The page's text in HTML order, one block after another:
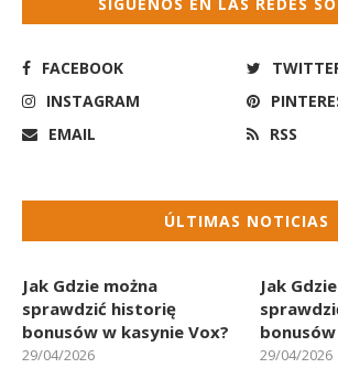
SÍGUENOS EN LAS REDES
FACEBOOK
INSTAGRAM
EMAIL
RSS
ÚLTIMAS NOTICIAS
Jak Gdzie można
sprawdzić historię
bonusów w kasynie Vox?
29/04/2026
Jak
29/04/2026